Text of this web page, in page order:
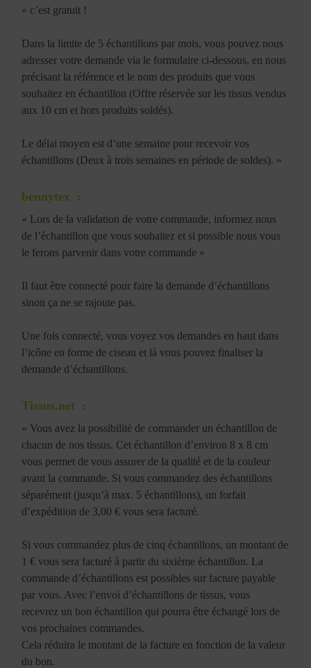
« c’est gratuit !
Dans la limite de 5 échantillons par mois, vous pouvez nous
adresser votre demande via le formulaire ci-dessous, en nous
précisant la référence et le nom des produits que vous
souhaitez en échantillon (Offre réservée sur les tissus vendus
aux 10 cm et hors produits soldés).
Le délai moyen est d’une semaine pour recevoir vos
échantillons (Deux à trois semaines en période de soldes). »
bennytex :
« Lors de la validation de votre commande, informez nous
de l’échantillon que vous souhaitez et si possible nous vous
le ferons parvenir dans votre commande »
Il faut être connecté pour faire la demande d’échantillons
sinon ça ne se rajoute pas.
Une fois connecté, vous voyez vos demandes en haut dans
l’icône en forme de ciseau et là vous pouvez finaliser la
demande d’échantillons.
Tissus.net :
« Vous avez la possibilité de commander un échantillon de
chacun de nos tissus. Cet échantillon d’environ 8 x 8 cm
vous permet de vous assurer de la qualité et de la couleur
avant la commande. Si vous commandez des échantillons
séparément (jusqu’à max. 5 échantillons), un forfait
d’expédition de 3,00 € vous sera facturé.
Si vous commandez plus de cinq échantillons, un montant de
1 € vous sera facturé à partir du sixième échantillon. La
commande d’échantillons est possibles sur facture payable
par vous. Avec l’envoi d’échantillons de tissus, vous
recevrez un bon échantillon qui pourra être échangé lors de
vos prochaines commandes.
Cela réduira le montant de la facture en fonction de la valeur
du bon.